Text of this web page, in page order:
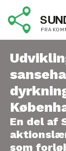
En del af
som